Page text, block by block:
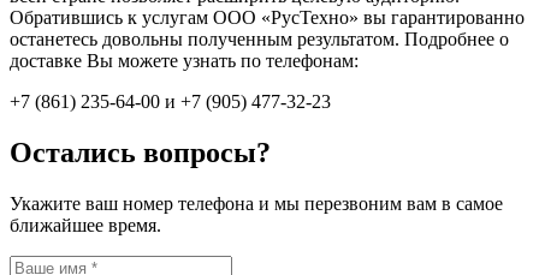
Обратившись к услугам ООО «РусТехно» вы гарантированно
останетесь довольны полученным результатом. Подробнее о
доставке Вы можете узнать по телефонам:
+7 (861) 235-64-00 и +7 (905) 477-32-23
Остались вопросы?
Укажите ваш номер телефона и мы перезвоним вам в самое
ближайшее время.